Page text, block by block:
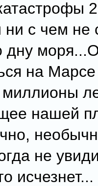
ни с чем не
дну
на
нашей
не